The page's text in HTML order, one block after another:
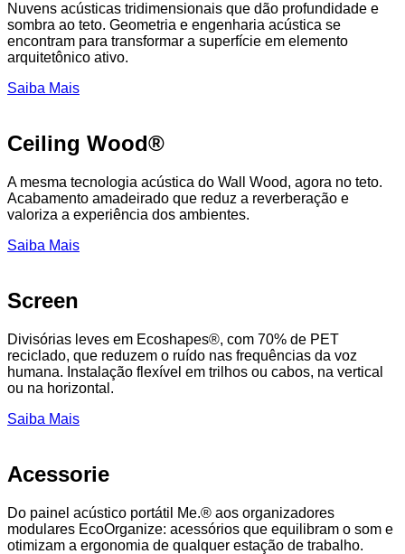
Nuvens acústicas tridimensionais que dão profundidade e
sombra ao teto. Geometria e engenharia acústica se
encontram para transformar a superfície em elemento
arquitetônico ativo.
Saiba Mais
Ceiling Wood®
A mesma tecnologia acústica do Wall Wood, agora no teto.
Acabamento amadeirado que reduz a reverberação e
valoriza a experiência dos ambientes.
Saiba Mais
Screen
Divisórias leves em Ecoshapes®, com 70% de PET
reciclado, que reduzem o ruído nas frequências da voz
humana. Instalação flexível em trilhos ou cabos, na vertical
ou na horizontal.
Saiba Mais
Acessorie
Do painel acústico portátil Me.® aos organizadores
modulares EcoOrganize: acessórios que equilibram o som e
otimizam a ergonomia de qualquer estação de trabalho.